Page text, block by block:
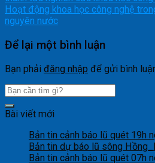
Hoạt động khoa học công nghệ
nguyên nước
Để lại một bình luận
Bạn phải đăng nhập để gửi bình
Bài viết mới
Bản tin cảnh báo lũ quét 19h
Bản tin dự báo lũ sông
Bản tin cảnh báo lũ quét 07h